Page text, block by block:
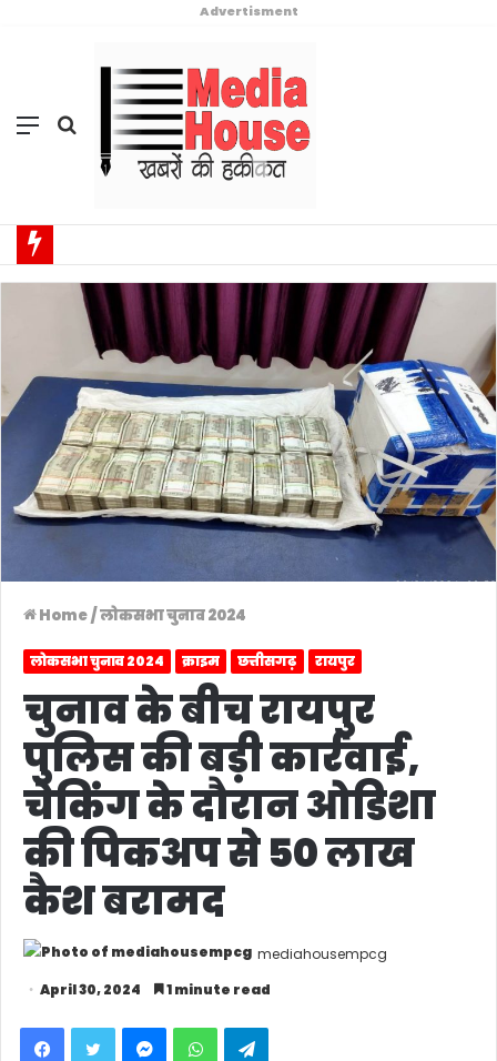
Advertisment
Menu Search
for
Home/लोकसभा चुनाव 2024
लोकसभा चुनाव 2024 क्राइम छत्तीसगढ़ रायपुर
चुनाव के बीच रायपुर
पुलिस की बड़ी कार्रवाई,
चेकिंग के दौरान ओडिशा
की पिकअप से 50 लाख
कैश बरामद
mediahousempcg
April 30, 2024
1 minute read
Facebook Twitter Messenger WhatsApp